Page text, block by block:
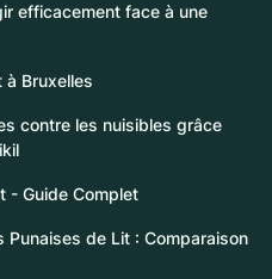
efficacement face à une
à Bruxelles
contre les nuisibles grâce
- Guide Complet
de Lit : Comparaison